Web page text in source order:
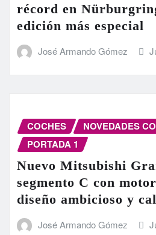
récord en
edición más especial
José Armando Gómez
COCHES
NOVEDADES
PORTADA 1
Nuevo Mitsubishi
segmento C con
diseño ambicioso y
José Armando Gómez